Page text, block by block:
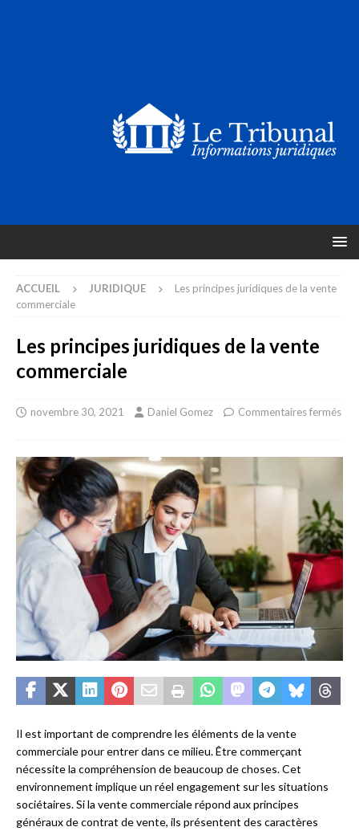
ACCUEIL JURIDIQUE
Les principes juridiques de la vente
commerciale
Les principes juridiques de la vente
commerciale
novembre 30, 2021 Daniel Gomez Commentaires fermés
Il est important de comprendre les éléments de la vente
commerciale pour entrer dans ce milieu. Être commerçant
nécessite la compréhension de beaucoup de choses. Cet
environnement implique un réel engagement sur les situations
sociétaires. Si la vente commerciale répond aux principes
généraux de contrat de vente, ils présentent des caractères